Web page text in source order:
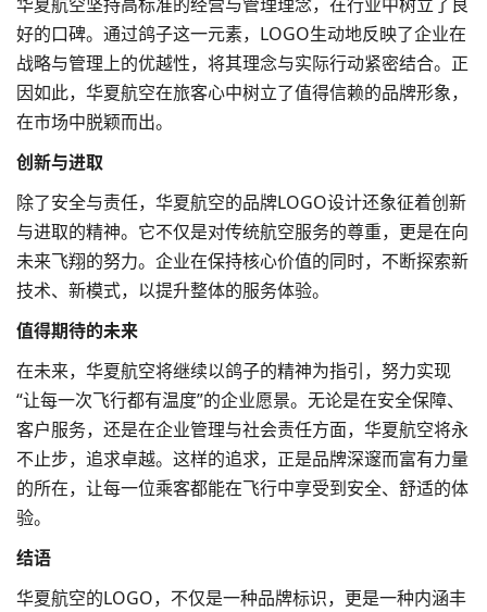
好的口碑。通过鸽子这一元素，LOGO生动地反映了企业在
战略与管理上的优越性，将其理念与实际行动紧密结合。正
因如此，华夏航空在旅客心中树立了值得信赖的品牌形象，
在市场中脱颖而出。
创新与进取
除了安全与责任，华夏航空的品牌LOGO设计还象征着创新
与进取的精神。它不仅是对传统航空服务的尊重，更是在向
未来飞翔的努力。企业在保持核心价值的同时，不断探索新
技术、新模式，以提升整体的服务体验。
值得期待的未来
在未来，华夏航空将继续以鸽子的精神为指引，努力实现
“让每一次飞行都有温度”的企业愿景。无论是在安全保障、
客户服务，还是在企业管理与社会责任方面，华夏航空将永
不止步，追求卓越。这样的追求，正是品牌深邃而富有力量
的所在，让每一位乘客都能在飞行中享受到安全、舒适的体
验。
结语
华夏航空的LOGO，不仅是一种品牌标识，更是一种内涵丰